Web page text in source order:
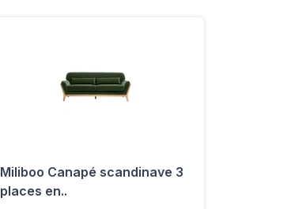
Miliboo Canapé scandinave 3
places en..